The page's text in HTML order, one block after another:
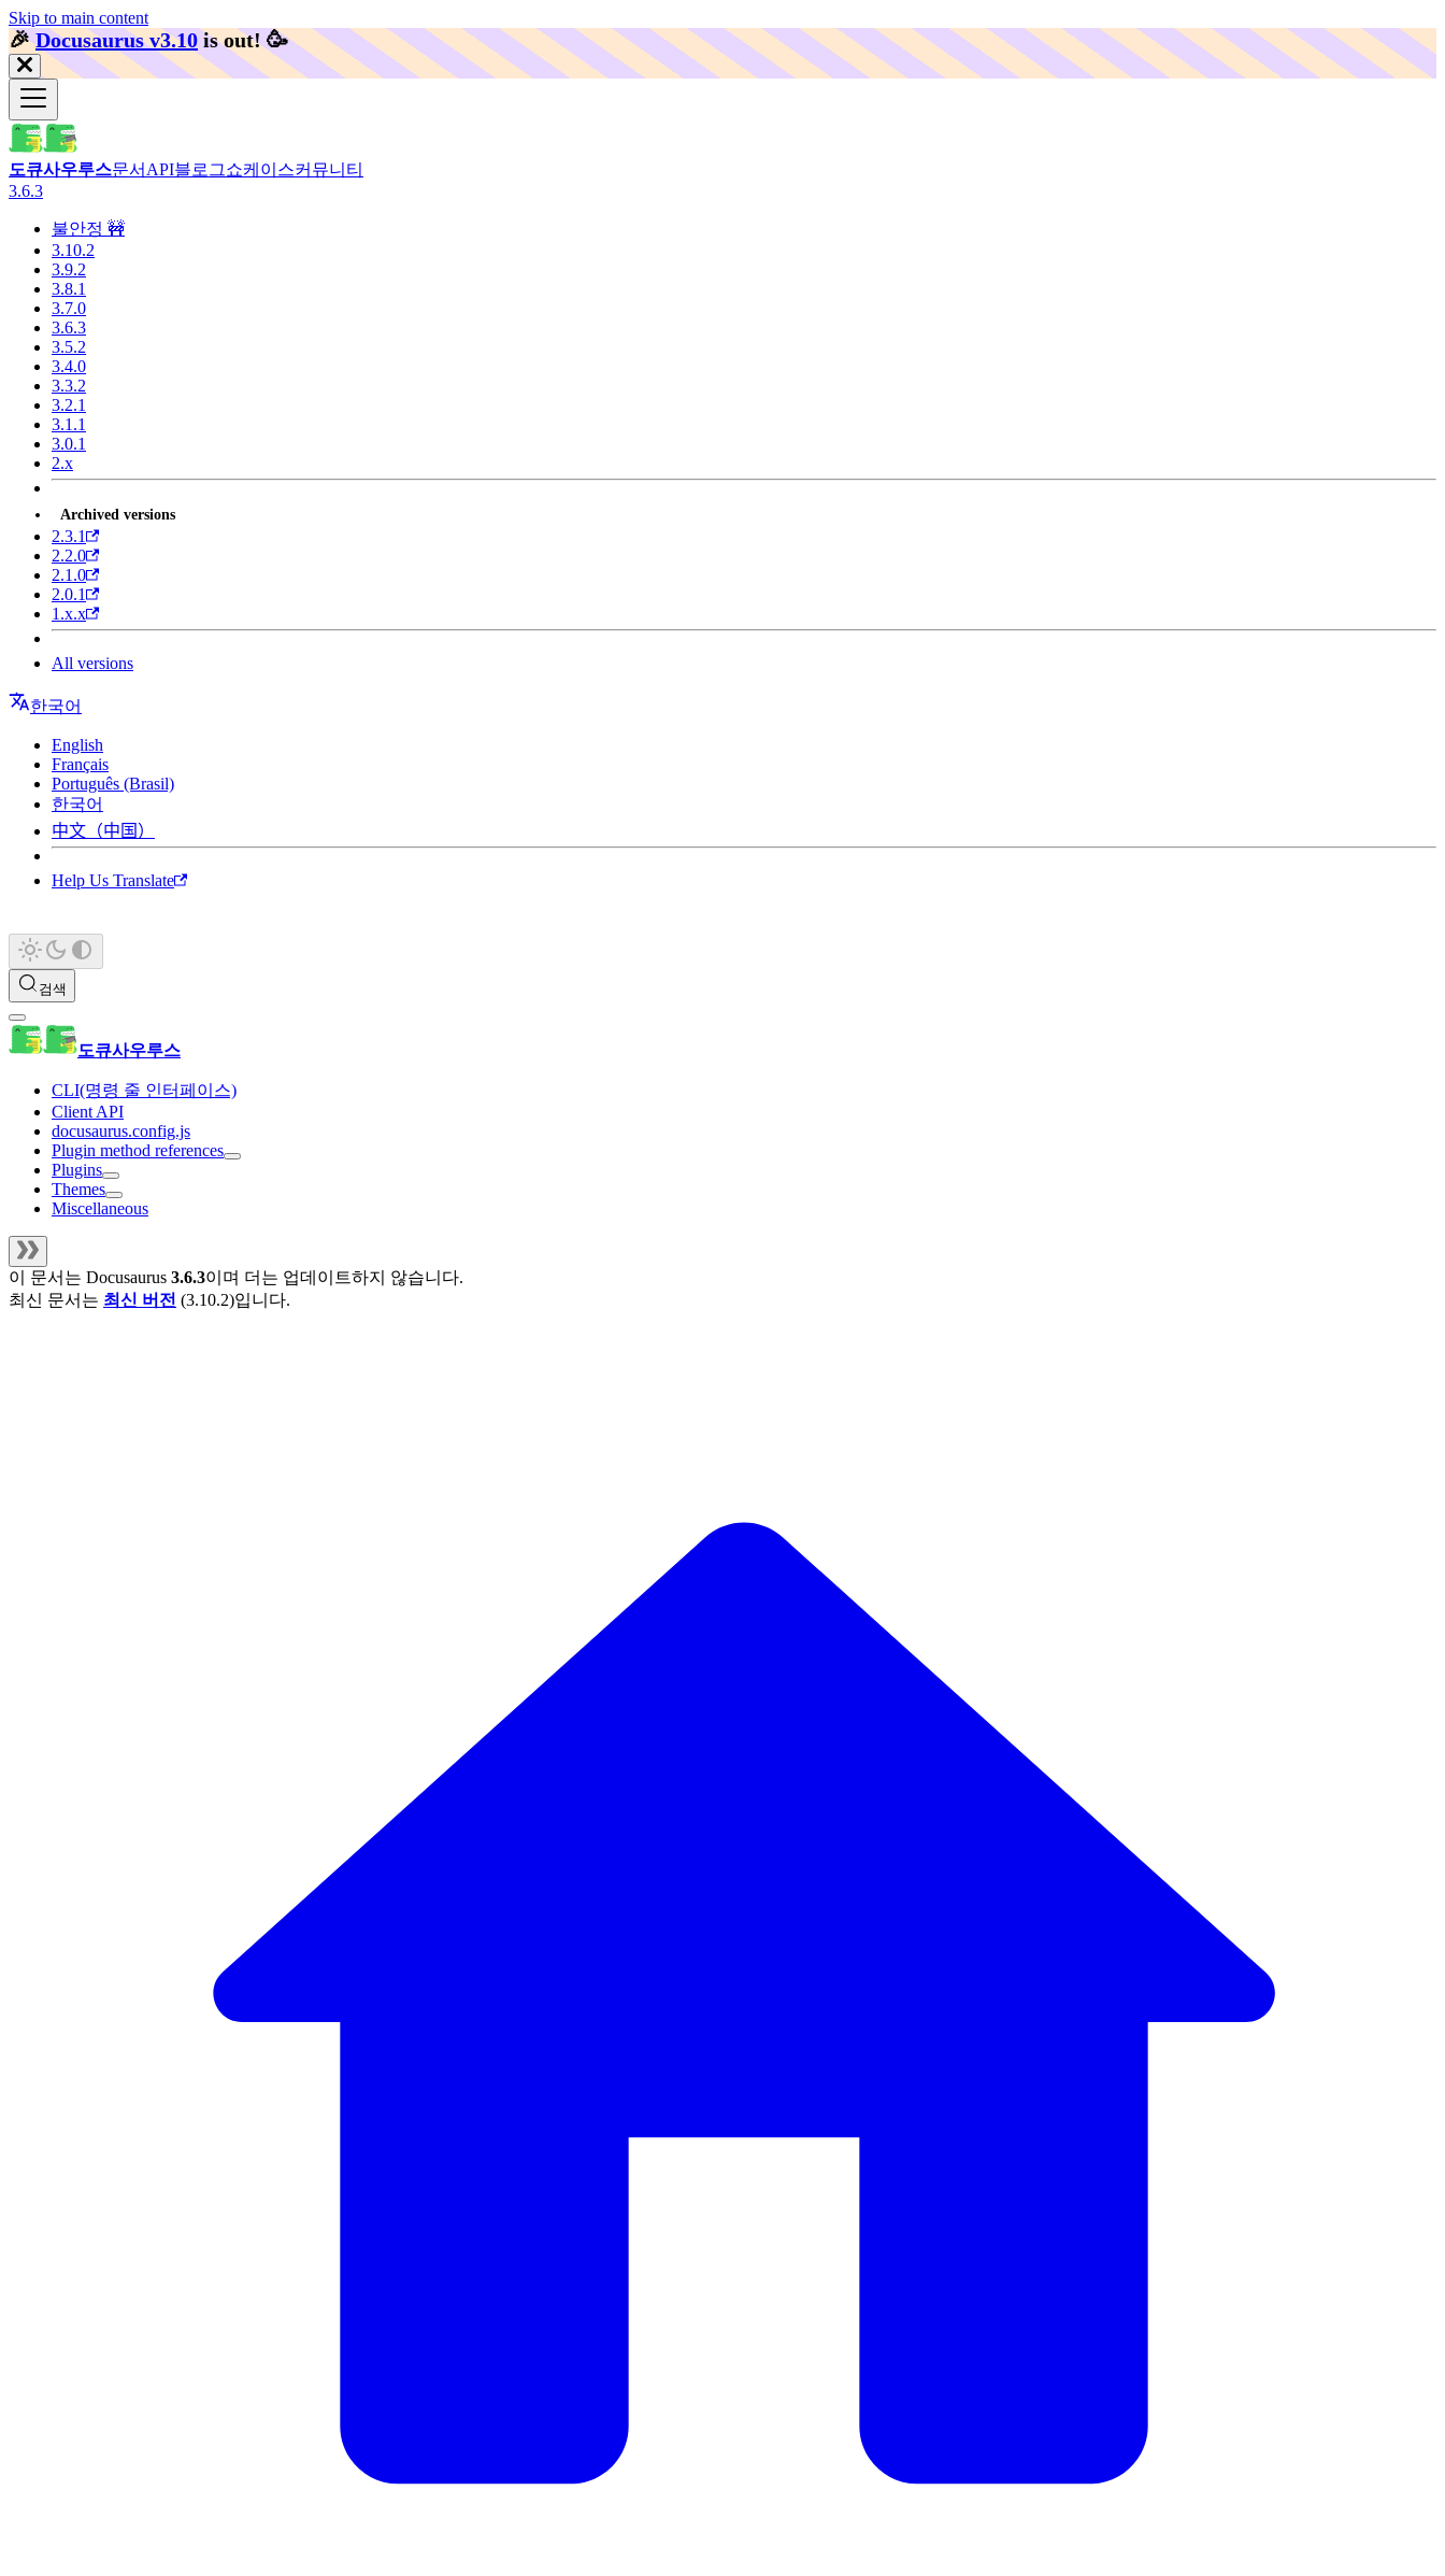
Skip to main content
🎉️Docusaurus v3.10 is out! 🥳️
도큐사우루스문서 API블로그쇼케이스커뮤니티
3.6.3
불안정 🚧
3.10.2
3.9.2
3.8.1
3.7.0
3.6.3
3.5.2
3.4.0
3.3.2
3.2.1
3.1.1
3.0.1
2.x
Archived versions
2.3.1
2.2.0
2.1.0
2.0.1
1.x.x
All versions
한국어
English
Français
Português (Brasil)
한국어
中文（中国）
Help Us Translate
검색
도큐사우루스
CLI(명령 줄 인터페이스)
Client API
docusaurus.config.js
Plugin method references
Plugins
Themes
Miscellaneous
이 문서는 Docusaurus 3.6.3이며 더는 업데이트하지 않습니다.
최신 문서는 최신 버전 (3.10.2)입니다.